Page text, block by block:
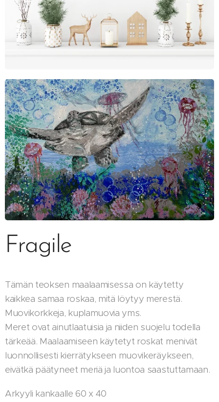
Fragile
Tämän teoksen maalaamisessa on käytetty
kaikkea samaa roskaa, mitä löytyy merestä.
Muovikorkkeja, kuplamuovia yms.
Meret ovat ainutlaatuisia ja niiden suojelu todella
tärkeää. Maalaamiseen käytetyt roskat menivät
luonnollisesti kierrätykseen muovikeräykseen,
eivätkä päätyneet meriä ja luontoa saastuttamaan.
Arkyyli kankaalle 60 x 40